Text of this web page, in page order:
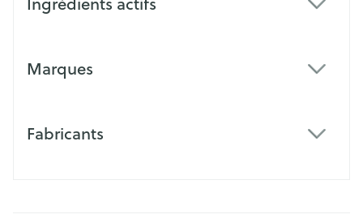
Marques
Fabricants